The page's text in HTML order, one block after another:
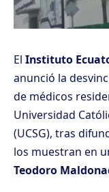
El Instituto
anunció la
de médicos
Universidad
(UCSG), tras
los muestran en
Teodoro